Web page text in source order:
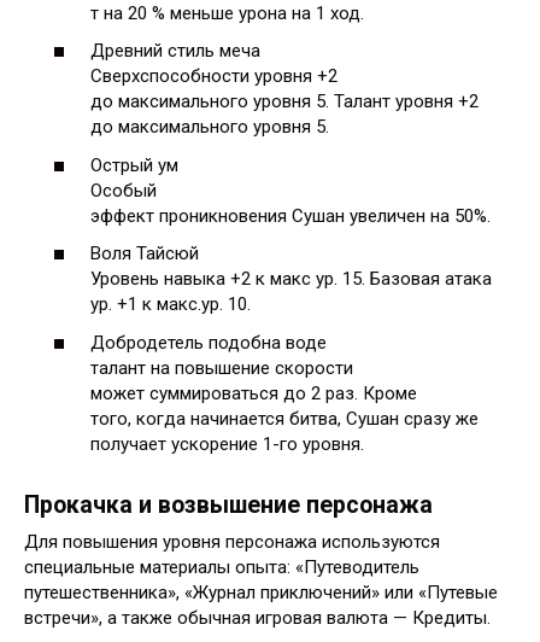
т на 20 % меньше урона на 1 ход.
Древний стиль меча
Сверхспособности уровня +2
до максимального уровня 5. Талант уровня +2
до максимального уровня 5.
Острый ум
Особый
эффект проникновения Сушан увеличен на 50%.
Воля Тайсюй
Уровень навыка +2 к макс ур. 15. Базовая атака
ур. +1 к макс.ур. 10.
Добродетель подобна воде
талант на повышение скорости
может суммироваться до 2 раз. Кроме
того, когда начинается битва, Сушан сразу же
получает ускорение 1-го уровня.
Прокачка и возвышение персонажа
Для повышения уровня персонажа используются
специальные материалы опыта: «Путеводитель
путешественника», «Журнал приключений» или «Путевые
встречи», а также обычная игровая валюта — Кредиты.